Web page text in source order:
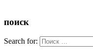
поиск
Search for: